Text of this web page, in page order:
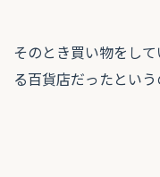
そのとき買い物をし
る百貨店だったという